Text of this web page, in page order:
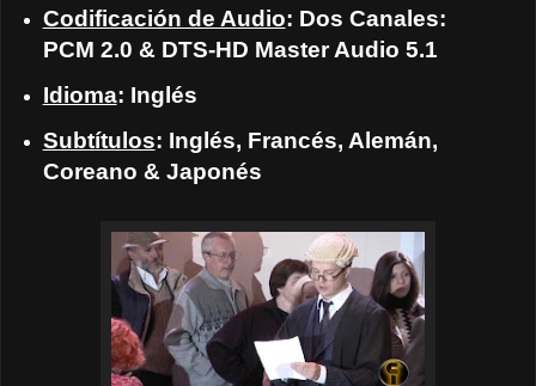
Codificación de Audio: Dos Canales:
PCM 2.0 & DTS-HD Master Audio 5.1
Idioma: Inglés
Subtítulos: Inglés, Francés, Alemán,
Coreano & Japonés